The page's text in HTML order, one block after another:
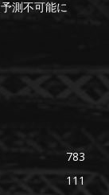
測不可能に
783
111